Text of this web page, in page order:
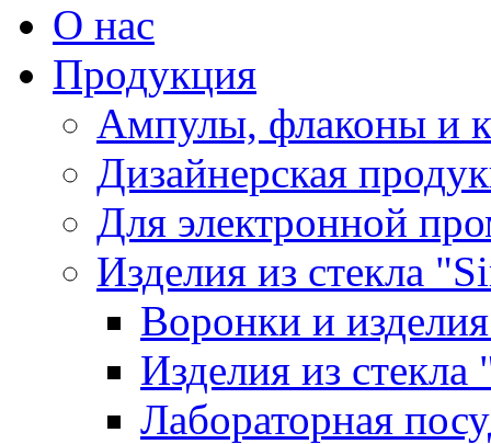
О нас
Продукция
Ампулы, флаконы и
Дизайнерская
Для электронной
Изделия из стекла
Воронки и
Изделия из
Лабораторная